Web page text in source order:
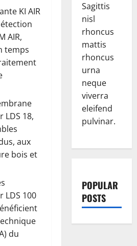
KI AIR
AIR,
temps
LDS 18,
aux
bois et
LDS 100
du
Sagittis
nisl
rhoncus
mattis
rhoncus
urna
neque
viverra
eleifend
pulvinar.
POPULAR
POSTS